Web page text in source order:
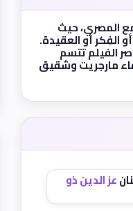
المصري، حيث
الفِكر أو العقيدة.
الفيلم تتسم
مارجريت وشقيق
عز الدين ذو